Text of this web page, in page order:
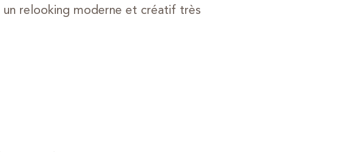
un relooking moderne et créatif très